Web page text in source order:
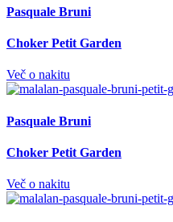
Pasquale Bruni
Choker Petit Garden
Več o nakitu
Pasquale Bruni
Choker Petit Garden
Več o nakitu